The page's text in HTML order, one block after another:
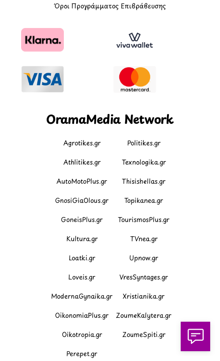
Όροι Προγράμματος Επιβράβευσης
OramaMedia Network
Agrotikes.gr Politikes.gr
Athlitikes.gr Texnologika.gr
AutoMotoPlus.gr Thisishellas.gr
GnosiGiaOlous.gr Topikanea.gr
GoneisPlus.gr TourismosPlus.gr
Kultura.gr TVnea.gr
Loatki.gr Upnow.gr
Loveis.gr VresSyntages.gr
ModernaGynaika.gr Xristianika.gr
OikonomiaPlus.gr ZoumeKalytera.gr
Oikotropia.gr ZoumeSpiti.gr
Perepet.gr